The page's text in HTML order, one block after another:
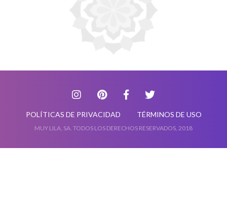
POLÍTICAS DE PRIVACIDAD TÉRMINOS DE USO
MUY LILA, SA. TODOS LOS DERECHOS RESERVADOS, 2018